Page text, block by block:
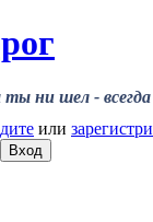
ни шел - всегда
или